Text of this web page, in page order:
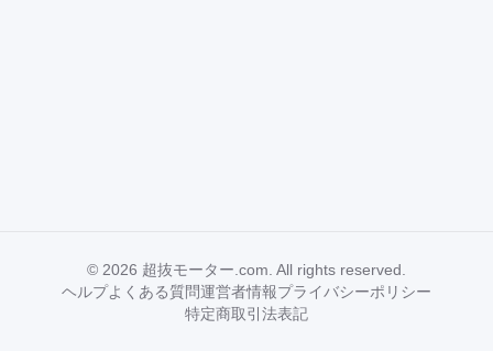
© 2026 超抜モーター.com. All rights reserved.
ヘルプよくある質問運営者情報プライバシーポリシー
特定商取引法表記